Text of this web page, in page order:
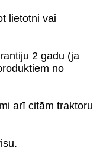
lietotni vai
2 gadu (ja
no
arī citām traktoru